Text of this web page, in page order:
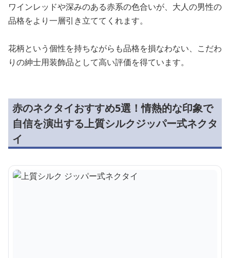
ワインレッドや深みのある赤系の色合いが、大人の男性の
品格をより一層引き立ててくれます。
花柄という個性を持ちながらも品格を損なわない、こだわ
りの紳士用装飾品として高い評価を得ています。
赤のネクタイおすすめ5選！情熱的な印象で
自信を演出する上質シルクジッパー式ネクタ
イ